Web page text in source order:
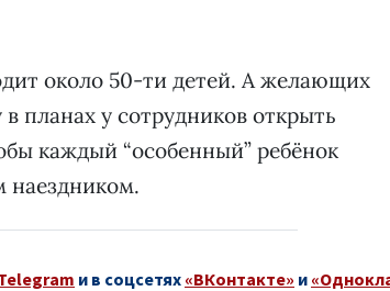
около 50-ти детей. А желающих
планах у сотрудников открыть
каждый “особенный” ребёнок
наездником.
и в соцсетях «ВКонтакте» и